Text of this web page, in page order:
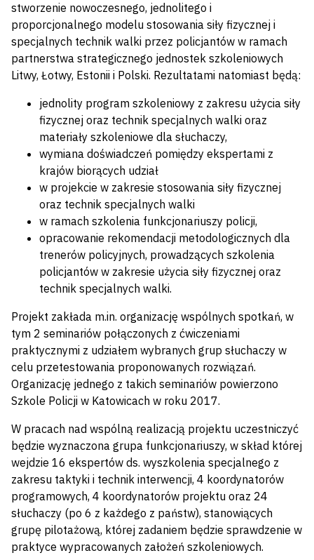
stworzenie nowoczesnego, jednolitego i
proporcjonalnego modelu stosowania siły fizycznej i
specjalnych technik walki przez policjantów w ramach
partnerstwa strategicznego jednostek szkoleniowych
Litwy, Łotwy, Estonii i Polski. Rezultatami natomiast będą:
jednolity program szkoleniowy z zakresu użycia siły
fizycznej oraz technik specjalnych walki oraz
materiały szkoleniowe dla słuchaczy,
wymiana doświadczeń pomiędzy ekspertami z
krajów biorących udział
w projekcie w zakresie stosowania siły fizycznej
oraz technik specjalnych walki
w ramach szkolenia funkcjonariuszy policji,
opracowanie rekomendacji metodologicznych dla
trenerów policyjnych, prowadzących szkolenia
policjantów w zakresie użycia siły fizycznej oraz
technik specjalnych walki.
Projekt zakłada m.in. organizację wspólnych spotkań, w
tym 2 seminariów połączonych z ćwiczeniami
praktycznymi z udziałem wybranych grup słuchaczy w
celu przetestowania proponowanych rozwiązań.
Organizację jednego z takich seminariów powierzono
Szkole Policji w Katowicach w roku 2017.
W pracach nad wspólną realizacją projektu uczestniczyć
będzie wyznaczona grupa funkcjonariuszy, w skład której
wejdzie 16 ekspertów ds. wyszkolenia specjalnego z
zakresu taktyki i technik interwencji, 4 koordynatorów
programowych, 4 koordynatorów projektu oraz 24
słuchaczy (po 6 z każdego z państw), stanowiących
grupę pilotażową, której zadaniem będzie sprawdzenie w
praktyce wypracowanych założeń szkoleniowych.